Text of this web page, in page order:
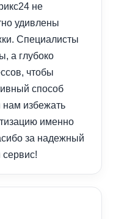
не
удивлены
Специалисты
а глубоко
чтобы
способ
нам избежать
именно
за надежный
сервис!